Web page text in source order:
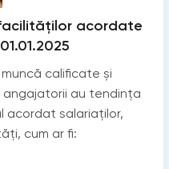
acordate
calificate și
au tendința
acordat salariaților,
cum ar fi: